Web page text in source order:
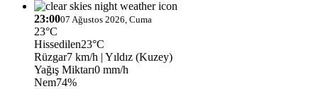
23:0007 Ağustos 2026, Cuma
23°C
Hissedilen23°C
Rüzgar7 km/h | Yıldız (Kuzey)
Yağış Miktarı0 mm/h
Nem74%